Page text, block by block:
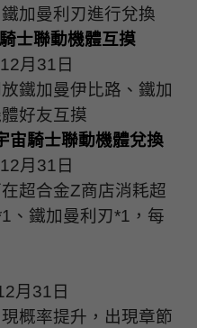
加曼利刃進行兌換
士聯動機體互摸
月 31 日
鐵加曼伊比路、鐵加
好友互摸
宙騎士聯動機體兌換
月 31 日
在超合金Z商店消耗超
、鐵加曼利刃*1 ，每
月 31 日
概率提升，出現章節